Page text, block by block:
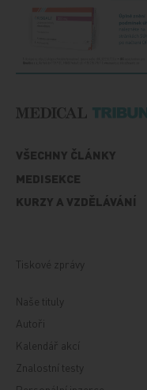
VŠECHNY ČLÁNKY
MEDISEKCE
KURZY A VZDĚLÁVÁNÍ
Tiskové zprávy
Naše tituly
Autoři
Kalendář akcí
Znalostní testy